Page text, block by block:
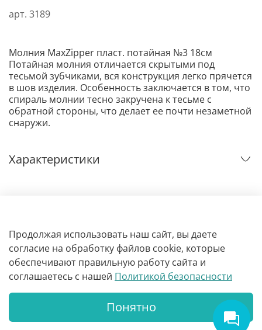
арт. 3189
В корзину
Молния MaxZipper пласт. потайная №3 18см
Потайная молния отличается скрытыми под
тесьмой зубчиками, вся конструкция легко прячется
в шов изделия. Особенность заключается в том, что
спираль молнии тесно закручена к тесьме с
обратной стороны, что делает ее почти незаметной
снаружи.
Характеристики
Обработка интернет-заказов:
Пн - Сб с 12:00 до 19:00
Продолжая использовать наш сайт, вы даете
согласие на обработку файлов cookie, которые
обеспечивают правильную работу сайта и
соглашаетесь с нашей Политикой безопасности
Понятно